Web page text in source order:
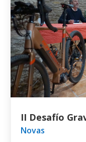
II Desafío
Novas